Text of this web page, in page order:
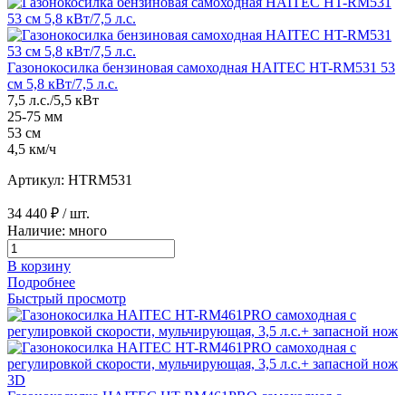
Газонокосилка бензиновая самоходная HAITEC HT-RM531 53
см 5,8 кВт/7,5 л.с.
7,5 л.с./5,5 кВт
25-75 мм
53 см
4,5 км/ч
Артикул: HTRM531
34 440 ₽ / шт.
Наличие: много
В корзину
Подробнее
Быстрый просмотр
3D